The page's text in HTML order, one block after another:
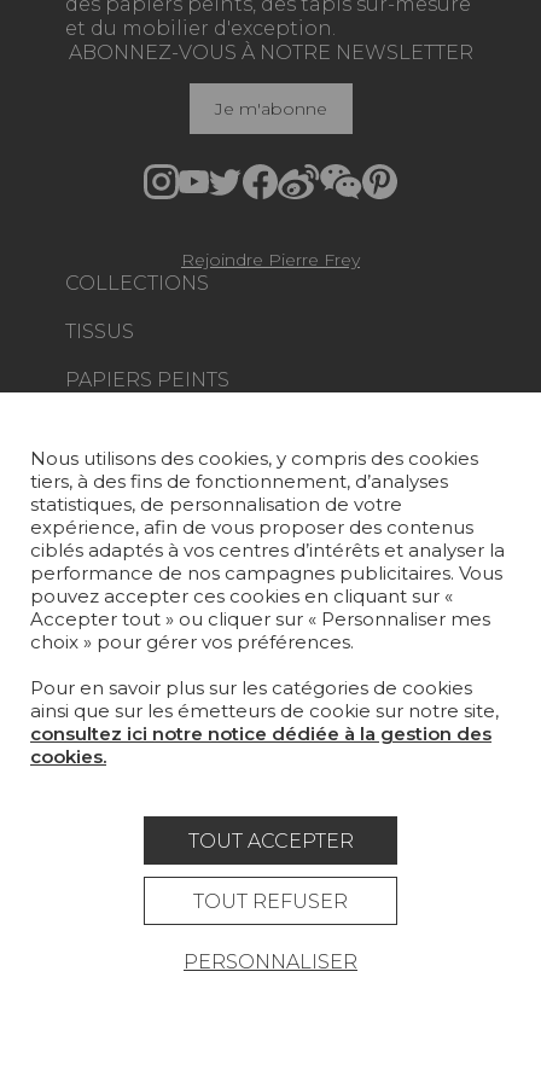
et du mobilier d'exception.
COLLECTIONS
TISSUS
PAPIERS PEINTS
MOBILIER
PROJETS
SUR-MESURE
MAGAZINE
LA MAISON
OÙ NOUS TROUVER ?
ABONNEZ-VOUS À NOTRE NEWSLETTER
Je m'abonne
Rejoindre Pierre Frey
Carrière Contact
Lexique
Mentions légales
données
Nous utilisons des cookies, y compris des cookies
tiers, à des fins de fonctionnement, d’analyses
statistiques, de personnalisation de votre
expérience, afin de vous proposer des contenus
ciblés adaptés à vos centres d’intérêts et analyser la
performance de nos campagnes publicitaires. Vous
pouvez accepter ces cookies en cliquant sur «
Accepter tout » ou cliquer sur « Personnaliser mes
choix » pour gérer vos préférences.
Pour en savoir plus sur les catégories de cookies
ainsi que sur les émetteurs de cookie sur notre site,
consultez ici notre notice dédiée à la gestion des
cookies.
TOUT ACCEPTER
TOUT REFUSER
PERSONNALISER